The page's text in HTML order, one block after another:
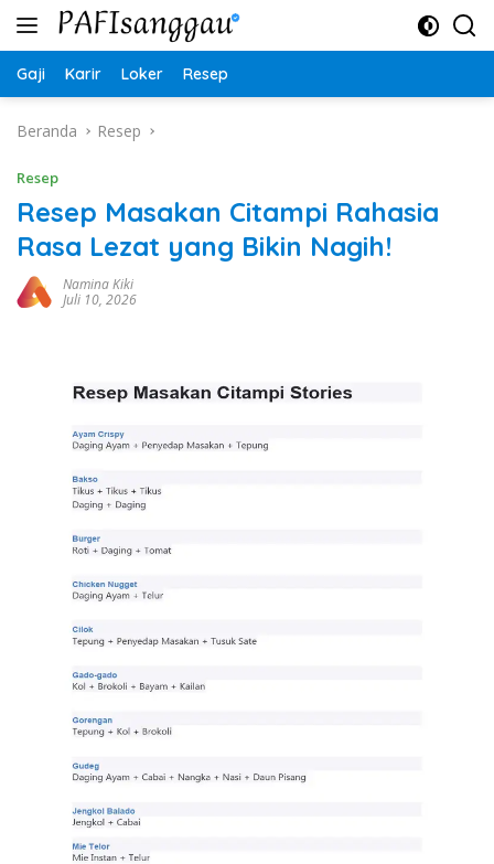
Langsung
Gaji Karir Loker Resep
Beranda Resep
Resep
Resep Masakan Citampi Rahasia
Rasa Lezat yang Bikin Nagih!
Namina Kiki
Juli 10, 2026